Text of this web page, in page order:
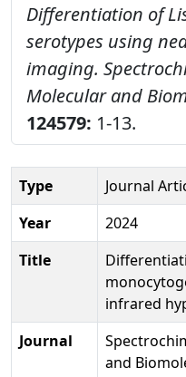
Differentiation of
serotypes using
imaging.
Molecular and
124579: 1-13.
Type
Journal
Year
2024
Title
infrared
Journal
and